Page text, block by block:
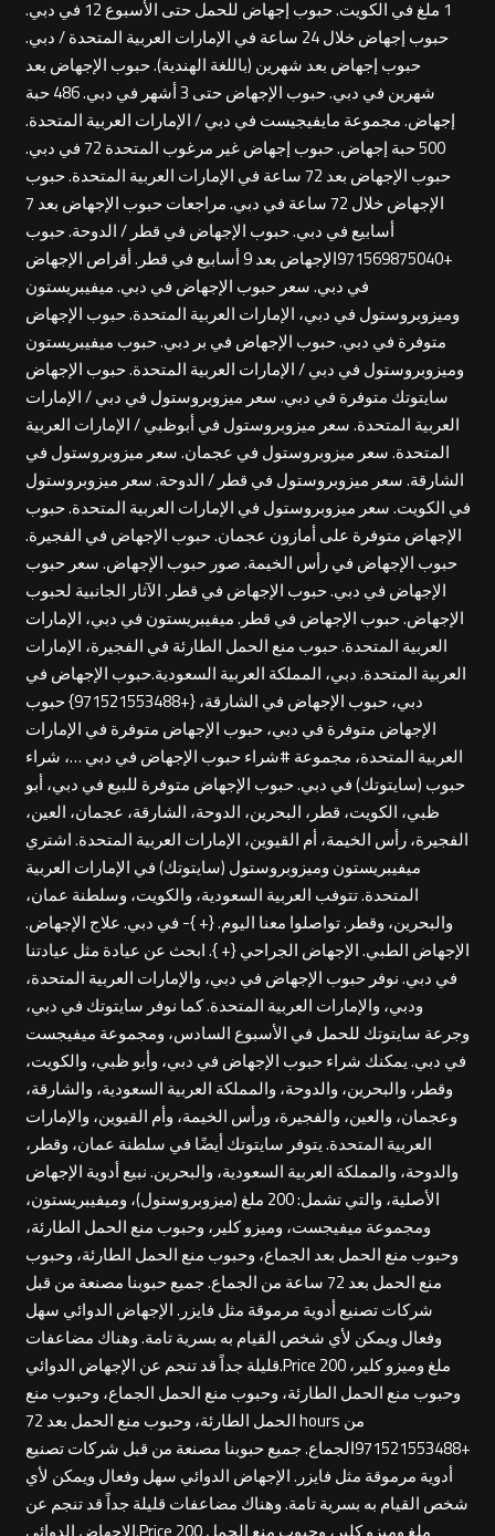
1 ملغ في الكويت. حبوب إجهاض للحمل حتى الأسبوع 12 في دبي.
حبوب إجهاض خلال 24 ساعة في الإمارات العربية المتحدة / دبي.
حبوب إجهاض بعد شهرين (باللغة الهندية). حبوب الإجهاض بعد
شهرين في دبي. حبوب الإجهاض حتى 3 أشهر في دبي. 486 حبة
إجهاض. مجموعة مايفيجيست في دبي / الإمارات العربية المتحدة.
500 حبة إجهاض. حبوب إجهاض غير مرغوب المتحدة 72 في دبي.
حبوب الإجهاض بعد 72 ساعة في الإمارات العربية المتحدة. حبوب
الإجهاض خلال 72 ساعة في دبي. مراجعات حبوب الإجهاض بعد 7
أسابيع في دبي. حبوب الإجهاض في قطر / الدوحة. حبوب
+971569875040الإجهاض بعد 9 أسابيع في قطر. أقراص الإجهاض
في دبي. سعر حبوب الإجهاض في دبي. ميفيبريستون
وميزوبروستول في دبي، الإمارات العربية المتحدة. حبوب الإجهاض
متوفرة في دبي. حبوب الإجهاض في بر دبي. حبوب ميفيبريستون
وميزوبروستول في دبي / الإمارات العربية المتحدة. حبوب الإجهاض
سايتوتك متوفرة في دبي. سعر ميزوبروستول في دبي / الإمارات
العربية المتحدة. سعر ميزوبروستول في أبوظبي / الإمارات العربية
المتحدة. سعر ميزوبروستول في عجمان. سعر ميزوبروستول في
الشارقة. سعر ميزوبروستول في قطر / الدوحة. سعر ميزوبروستول
في الكويت. سعر ميزوبروستول في الإمارات العربية المتحدة. حبوب
الإجهاض متوفرة على أمازون عجمان. حبوب الإجهاض في الفجيرة.
حبوب الإجهاض في رأس الخيمة. صور حبوب الإجهاض. سعر حبوب
الإجهاض في دبي. حبوب الإجهاض في قطر. الآثار الجانبية لحبوب
الإجهاض. حبوب الإجهاض في قطر. ميفيبريستون في دبي، الإمارات
العربية المتحدة. حبوب منع الحمل الطارئة في الفجيرة، الإمارات
العربية المتحدة. دبي، المملكة العربية السعودية.حبوب الإجهاض في
دبي، حبوب الإجهاض في الشارقة، {+971521553488} حبوب
الإجهاض متوفرة في دبي، حبوب الإجهاض متوفرة في الإمارات
العربية المتحدة، مجموعة #شراء حبوب الإجهاض في دبي …، شراء
حبوب (سايتوتك) في دبي. حبوب الإجهاض متوفرة للبيع في دبي، أبو
ظبي، الكويت، قطر، البحرين، الدوحة، الشارقة، عجمان، العين،
الفجيرة، رأس الخيمة، أم القيوين، الإمارات العربية المتحدة. اشتري
ميفيبريستون وميزوبروستول (سايتوتك) في الإمارات العربية
المتحدة. تتوفب العربية السعودية، والكويت، وسلطنة عمان،
والبحرين، وقطر. تواصلوا معنا اليوم. {+ }- في دبي. علاج الإجهاض.
الإجهاض الطبي. الإجهاض الجراحي {+ }. ابحث عن عيادة مثل عيادتنا
في دبي. نوفر حبوب الإجهاض في دبي، والإمارات العربية المتحدة،
ودبي، والإمارات العربية المتحدة. كما نوفر سايتوتك في دبي،
وجرعة سايتوتك للحمل في الأسبوع السادس، ومجموعة ميفيجست
في دبي. يمكنك شراء حبوب الإجهاض في دبي، وأبو ظبي، والكويت،
وقطر، والبحرين، والدوحة، والمملكة العربية السعودية، والشارقة،
وعجمان، والعين، والفجيرة، ورأس الخيمة، وأم القيوين، والإمارات
العربية المتحدة. يتوفر سايتوتك أيضًا في سلطنة عمان، وقطر،
والدوحة، والمملكة العربية السعودية، والبحرين. نبيع أدوية الإجهاض
الأصلية، والتي تشمل: 200 ملغ (ميزوبروستول)، وميفيبريستون،
ومجموعة ميفيجست، وميزو كلير، وحبوب منع الحمل الطارئة،
وحبوب منع الحمل بعد الجماع، وحبوب منع الحمل الطارئة، وحبوب
منع الحمل بعد 72 ساعة من الجماع. جميع حبوبنا مصنعة من قبل
شركات تصنيع أدوية مرموقة مثل فايزر. الإجهاض الدوائي سهل
وفعال ويمكن لأي شخص القيام به بسرية تامة. وهناك مضاعفات
قليلة جداً قد تنجم عن الإجهاض الدوائي.Price 200 ملغ وميزو كلير،
وحبوب منع الحمل الطارئة، وحبوب منع الحمل الجماع، وحبوب منع
الحمل الطارئة، وحبوب منع الحمل بعد 72 hours من
+971521553488الجماع. جميع حبوبنا مصنعة من قبل شركات تصنيع
أدوية مرموقة مثل فايزر. الإجهاض الدوائي سهل وفعال ويمكن لأي
شخص القيام به بسرية تامة. وهناك مضاعفات قليلة جداً قد تنجم عن
الإجهاض الدوائي.Price 200 ملغ وميزو كلير، وحبوب منع الحمل